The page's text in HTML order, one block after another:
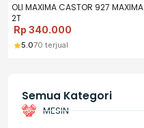
Semua Kategori
MESIN
OLI MAXIMA CASTOR 927 MAXIMA
2T
Rp 340.000
5.070 terjual